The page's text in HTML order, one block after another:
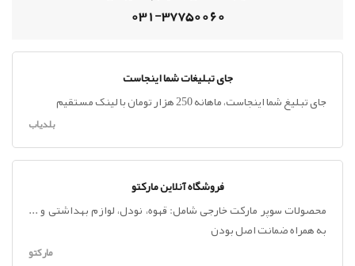
031-37750060
جای تبلیغات شما اینجاست
جای تبلیغ شما اینجاست، ماهانه 250 هزار تومان با لینک مستقیم
بلدیاب
فروشگاه آنلاین مارکتو
محصولات سوپر مارکت خارجی شامل: قهوه، نودل، لوازم بهداشتی و ...
به همراه ضمانت اصل بودن
مارکتو